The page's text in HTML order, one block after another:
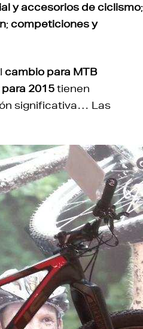
y accesorios de ciclismo;
; competiciones y
cambio para MTB
2015tienen
significativa… Las